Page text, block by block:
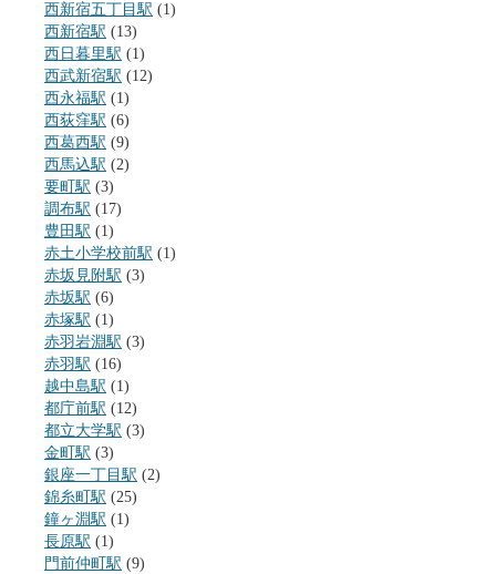
西新宿五丁目駅 (1)
西新宿駅 (13)
西日暮里駅 (1)
西武新宿駅 (12)
西永福駅 (1)
西荻窪駅 (6)
西葛西駅 (9)
西馬込駅 (2)
要町駅 (3)
調布駅 (17)
豊田駅 (1)
赤土小学校前駅 (1)
赤坂見附駅 (3)
赤坂駅 (6)
赤塚駅 (1)
赤羽岩淵駅 (3)
赤羽駅 (16)
越中島駅 (1)
都庁前駅 (12)
都立大学駅 (3)
金町駅 (3)
銀座一丁目駅 (2)
錦糸町駅 (25)
鐘ヶ淵駅 (1)
長原駅 (1)
門前仲町駅 (9)